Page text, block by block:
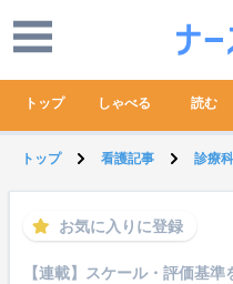
トップ しゃべる 読む
トップ 看護記事 診療
お気に入りに登録
【連載】スケール・評価基準